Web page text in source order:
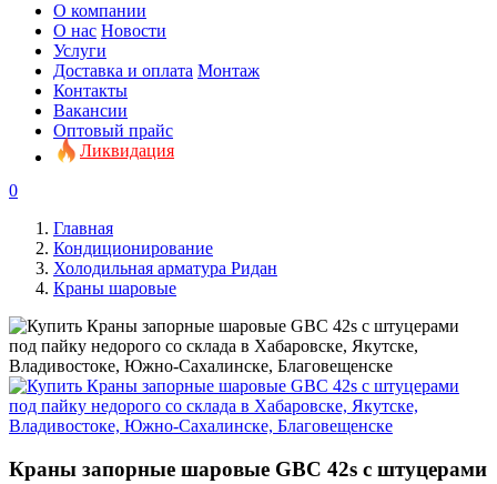
О компании
О нас Новости
Услуги
Доставка и оплата Монтаж
Контакты
Вакансии
Оптовый прайс
Ликвидация
0
Главная
Кондиционирование
Холодильная арматура Ридан
Краны шаровые
Краны запорные шаровые GBC 42s с штуцерами